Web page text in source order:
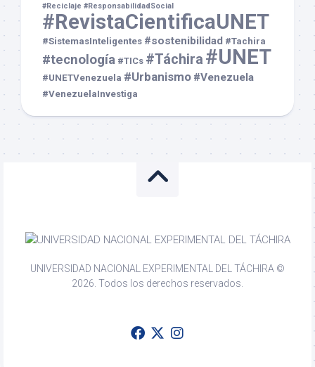
#Reciclaje #ResponsabilidadSocial
#RevistaCientificaUNET
#SistemasInteligentes #sostenibilidad #Tachira
#tecnología #TICs #Táchira #UNET
#UNETVenezuela #Urbanismo #Venezuela
#VenezuelaInvestiga
UNIVERSIDAD NACIONAL EXPERIMENTAL DEL TÁCHIRA ©
2026. Todos los derechos reservados.